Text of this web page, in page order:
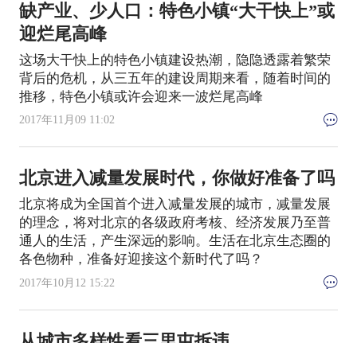
缺产业、少人口：特色小镇“大干快上”或
迎烂尾高峰
这场大干快上的特色小镇建设热潮，隐隐透露着繁荣
背后的危机，从三五年的建设周期来看，随着时间的
推移，特色小镇或许会迎来一波烂尾高峰
2017年11月09 11:02
北京进入减量发展时代，你做好准备了吗
北京将成为全国首个进入减量发展的城市，减量发展
的理念，将对北京的各级政府考核、经济发展乃至普
通人的生活，产生深远的影响。生活在北京生态圈的
各色物种，准备好迎接这个新时代了吗？
2017年10月12 15:22